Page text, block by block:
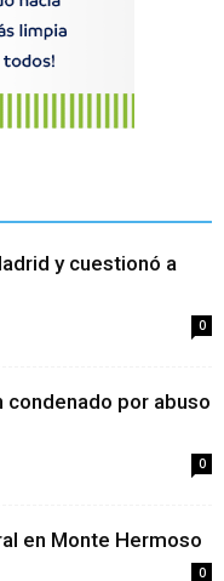
y cuestionó a
0
condenado por abuso
0
en Monte Hermoso
0